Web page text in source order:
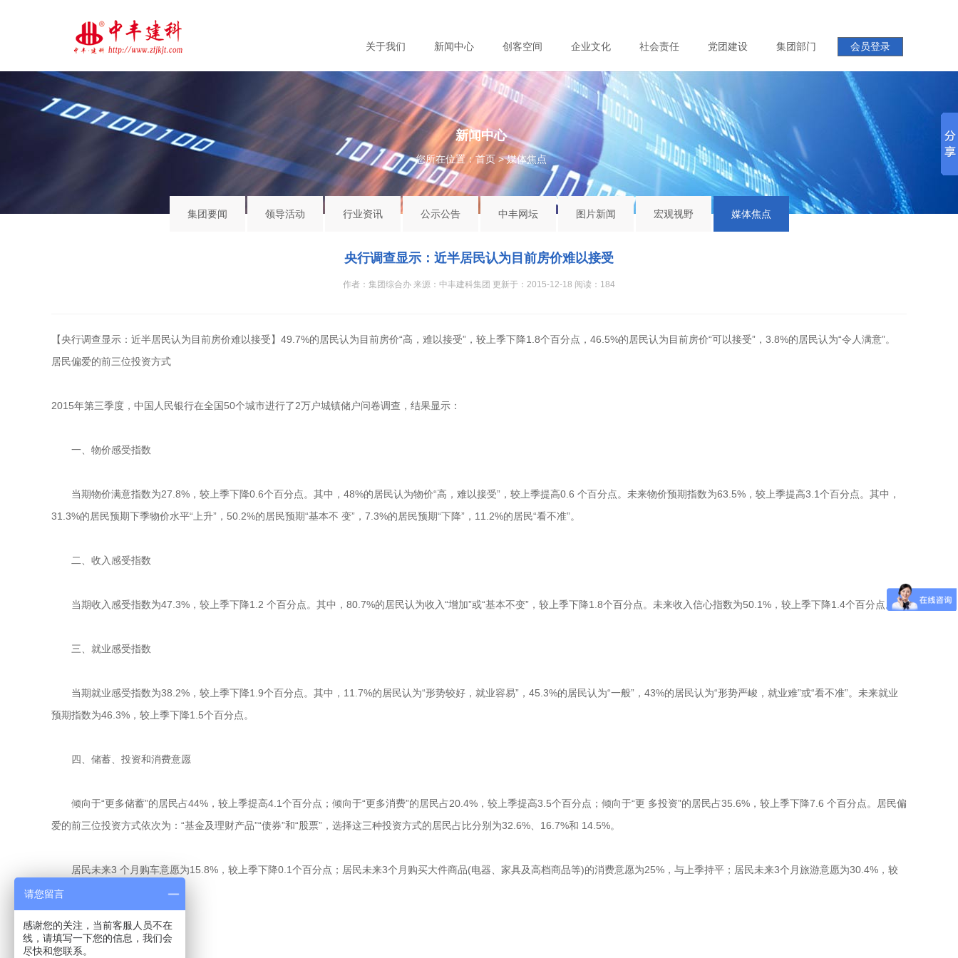
会员登录
关于我们 新闻中心 创客空间 企业文化 社会责任 党团建设 集团部门
新闻中心
您所在位置：首页>媒体焦点
集团要闻 领导活动 行业资讯 公示公告 中丰网坛 图片新闻 宏观视野 媒体焦点
央行调查显示：近半居民认为目前房价难以接受
作者：集团综合办 来源：中丰建科集团 更新于：2015-12-18 阅读： 184
【央行调查显示：近半居民认为目前房价难以接受】49.7%的居民认为目前房价“高，难以接受”，较上季下降1.8个百分点，46.5%的居民认为目前房价“可以接受”，3.8%的居民认为“令人满意”。
居民偏爱的前三位投资方式
2015年第三季度，中国人民银行在全国50个城市进行了2万户城镇储户问卷调查，结果显示：
一、物价感受指数
当期物价满意指数为27.8%，较上季下降0.6个百分点。其中，48%的居民认为物价“高，难以接受”，较上季提高0.6 个百分点。未来物价预期指数为63.5%，较上季提高3.1个百分点。其中，
31.3%的居民预期下季物价水平“上升”，50.2%的居民预期“基本不 变”，7.3%的居民预期“下降”，11.2%的居民“看不准”。
二、收入感受指数
当期收入感受指数为47.3%，较上季下降1.2 个百分点。其中，80.7%的居民认为收入“增加”或“基本不变”，较上季下降1.8个百分点。未来收入信心指数为50.1%，较上季下降1.4个百分点。
三、就业感受指数
当期就业感受指数为38.2%，较上季下降1.9个百分点。其中，11.7%的居民认为“形势较好，就业容易”，45.3%的居民认为“一般”，43%的居民认为“形势严峻，就业难”或“看不准”。未来就业
预期指数为46.3%，较上季下降1.5个百分点。
四、储蓄、投资和消费意愿
倾向于“更多储蓄”的居民占44%，较上季提高4.1个百分点；倾向于“更多消费”的居民占20.4%，较上季提高3.5个百分点；倾向于“更 多投资”的居民占35.6%，较上季下降7.6 个百分点。居民偏
爱的前三位投资方式依次为：“基金及理财产品”“债券”和“股票”，选择这三种投资方式的居民占比分别为32.6%、16.7%和 14.5%。
居民未来3 个月购车意愿为15.8%，较上季下降0.1个百分点；居民未来3个月购买大件商品(电器、家具及高档商品等)的消费意愿为25%，与上季持平；居民未来3个月旅游意愿为30.4%，较
上季下降1.2个百分点。
五、房价预期与购房意愿
请您留言
感谢您的关注，当前客服人员不在
线，请填写一下您的信息，我们会
尽快和您联系。